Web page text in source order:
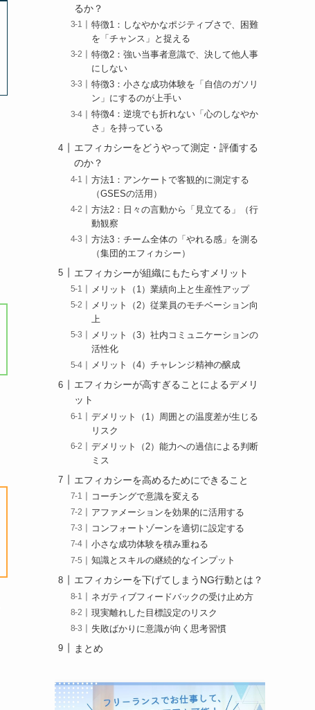
るか？
特徴1：しなやかなポジティブさで、困難
を「チャンス」と捉える
特徴2：強い当事者意識で、決して他人事
にしない
特徴3：小さな成功体験を「自信のガソリ
ン」にするのが上手い
特徴4：逆境でも折れない「心のしなやか
さ」を持っている
エフィカシーをどうやって測定・評価する
のか？
方法1：アンケートで客観的に測定する
（GSESの活用）
方法2：日々の言動から「見立てる」（行
動観察
方法3：チーム全体の「やれる感」を測る
（集団的エフィカシー）
エフィカシーが組織にもたらすメリット
メリット（1）業績向上と生産性アップ
メリット（2）従業員のモチベーション向
上
メリット（3）社内コミュニケーションの
活性化
メリット（4）チャレンジ精神の醸成
エフィカシーが高すぎることによるデメリ
ット
デメリット（1）周囲との温度差が生じる
リスク
デメリット（2）能力への過信による判断
ミス
エフィカシーを高めるためにできること
コーチングで意識を変える
アファメーションを効果的に活用する
コンフォートゾーンを適切に設定する
小さな成功体験を積み重ねる
知識とスキルの継続的なインプット
エフィカシーを下げてしまうNG行動とは？
ネガティブフィードバックの受け止め方
現実離れした目標設定のリスク
失敗ばかりに意識が向く思考習慣
まとめ